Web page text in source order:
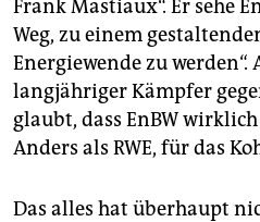
Frank Mastiaux“. Er sehe
Weg, zu einem
Energiewende zu werden“.
langjähriger Kämpfer
glaubt, dass EnBW
Anders als RWE, für das
Das alles hat überhaupt